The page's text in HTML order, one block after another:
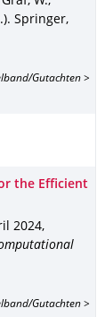
Springer,
Gutachten >
the Efficient
2024,
Gutachten >